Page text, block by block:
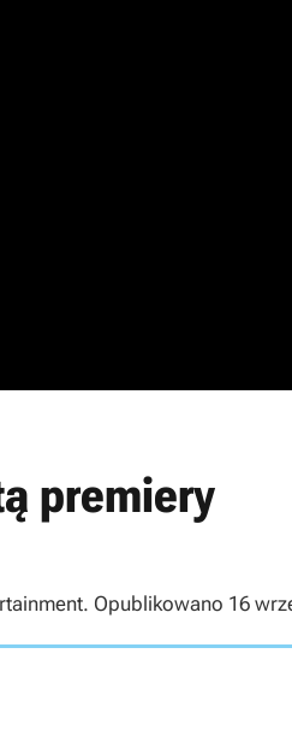
premiery
Opublikowano 16